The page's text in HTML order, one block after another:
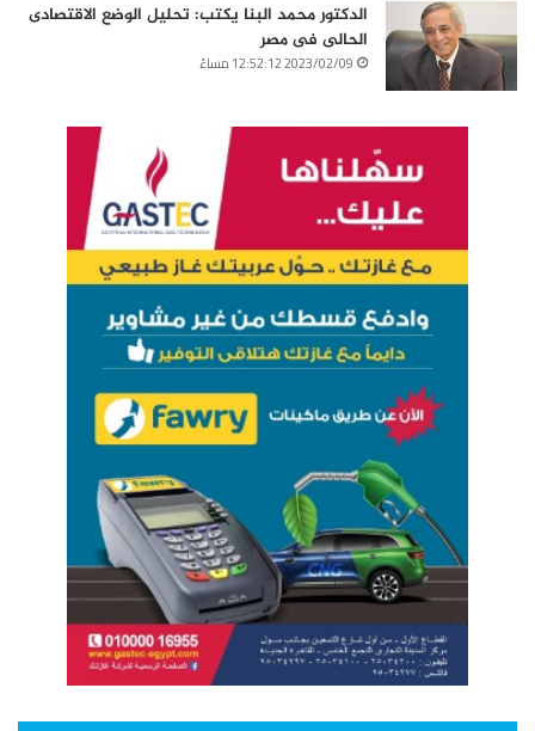
الدكتور محمد البنا يكتب: تحليل الوضع الاقتصادى
الحالى فى مصر
2023/02/09 12:52:12 مساءً